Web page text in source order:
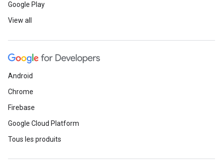
Google Play
View all
Android
Chrome
Firebase
Google Cloud Platform
Tous les produits